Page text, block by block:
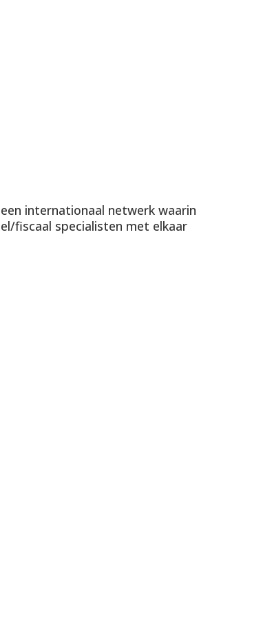
internationaal netwerk waarin
fiscaal specialisten met elkaar